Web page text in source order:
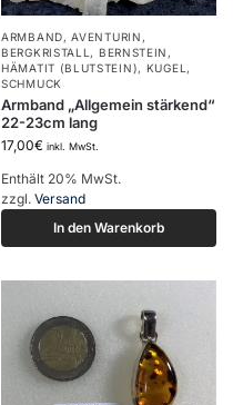
ARMBAND,AVENTURIN ,
BERGKRISTALL , BERNSTEIN ,
HÄMATIT (BLUTSTEIN), KUGEL ,
SCHMUCK
Armband „Allgemein stärkend“
22-23cm lang
17,00€ inkl. MwSt.
Enthält 20% MwSt.
zzgl. Versand
In den Warenkorb